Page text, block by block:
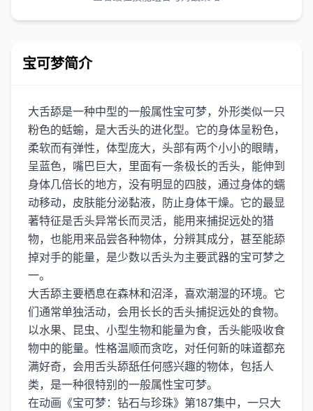
宝可梦简介
大舌舔是一种中型的一般属性宝可梦，外形类似一只
粉色的蛞蝓，是大舌头的进化型。它的身体呈粉色，
柔软而有弹性，体型庞大，头部有两个小小的眼睛，
呈蓝色，嘴巴巨大，里面有一条极长的舌头，能伸到
身体几倍长的地方，没有明显的四肢，通过身体的蠕
动移动，皮肤能分泌黏液，防止身体干燥。它的最显
著特征是舌头异常长而灵活，能用来捕捉远处的猎
物，也能用来品尝各种物体，分辨其成分，甚至能舔
掉对手的能量，是少数以舌头为主要武器的宝可梦之
一。
大舌舔主要栖息在森林和沼泽，喜欢潮湿的环境。它
们通常单独活动，会用长长的舌头捕捉远处的食物。
以水果、昆虫、小型生物和能量为食，舌头能吸收食
物中的能量。性格温顺而贪吃，对任何新的味道都充
满好奇，会用舌头舔舐任何感兴趣的物体，包括人
类，是一种很特别的一般属性宝可梦。
在动画《宝可梦：钻石与珍珠》第187集中，一只大